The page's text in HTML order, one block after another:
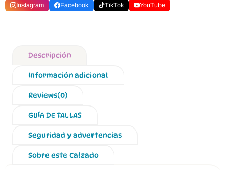
Instagram Facebook TikTok YouTube
Descripción
Información adicional
Reviews(0)
GUÍA DE TALLAS
Seguridad y advertencias
Sobre este Calzado